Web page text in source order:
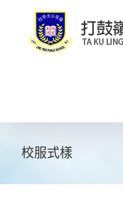
content
校服式樣